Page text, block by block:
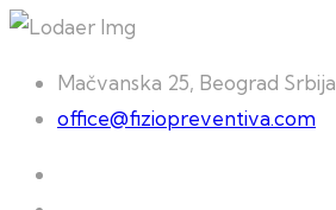
Mačvanska 25, Beograd Srbija
office@fiziopreventiva.com